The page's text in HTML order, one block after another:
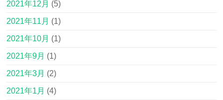
2021年12月 (5)
2021年11月 (1)
2021年10月 (1)
2021年9月 (1)
2021年3月 (2)
2021年1月 (4)